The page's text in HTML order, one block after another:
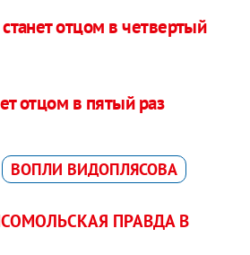
отцом в четвертый
отцом в пятый раз
ВОПЛИ ВИДОПЛЯСОВА
ПРАВДА В